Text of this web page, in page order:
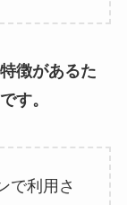
徴があるた
す。
で利用さ